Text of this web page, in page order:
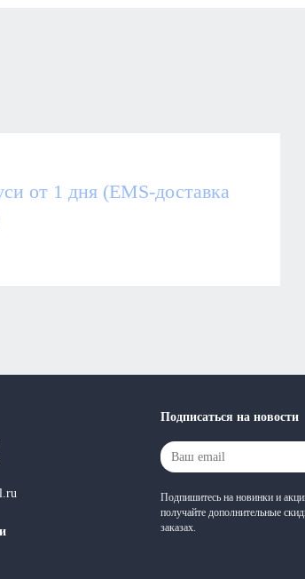
от 1 дня (EMS-доставка
Подписаться на новости
Подпишитесь на новинки и
получайте дополнительные
заказах.